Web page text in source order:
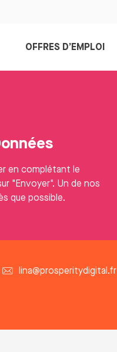
OFFRES D’EMPLOI
en complétant le
"Envoyer". Un de nos
que possible.
lina@prosperitydigital.fr